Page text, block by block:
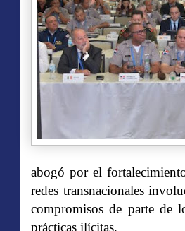
abogó por el
redes transnacionales
compromisos de parte de
prácticas ilícitas.